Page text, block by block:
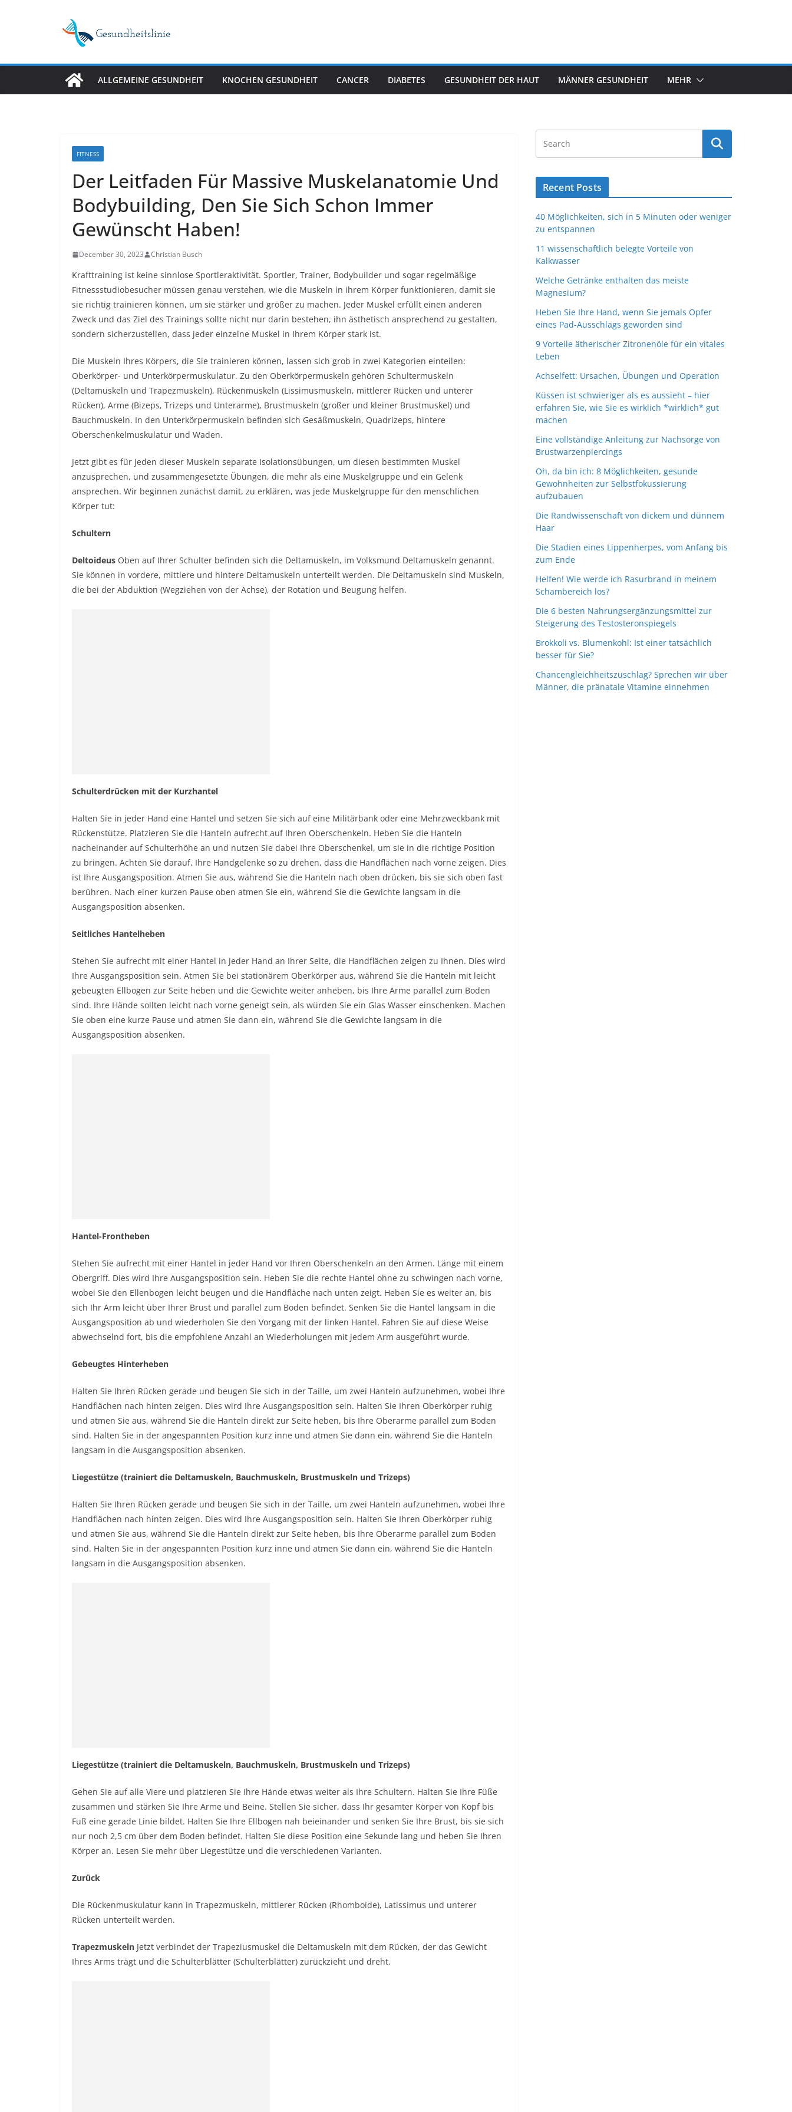
ALLGEMEINE GESUNDHEIT KNOCHEN GESUNDHEIT CANCER DIABETES GESUNDHEIT DER HAUT MÄNNER GESUNDHEIT MEHR
FITNESS
Der Leitfaden Für Massive Muskelanatomie Und
Bodybuilding, Den Sie Sich Schon Immer
Gewünscht Haben!
December 30, 2023 Christian Busch
Krafttraining ist keine sinnlose Sportleraktivität. Sportler, Trainer, Bodybuilder und sogar regelmäßige
Fitnessstudiobesucher müssen genau verstehen, wie die Muskeln in ihrem Körper funktionieren, damit sie
sie richtig trainieren können, um sie stärker und größer zu machen. Jeder Muskel erfüllt einen anderen
Zweck und das Ziel des Trainings sollte nicht nur darin bestehen, ihn ästhetisch ansprechend zu gestalten,
sondern sicherzustellen, dass jeder einzelne Muskel in Ihrem Körper stark ist.
Die Muskeln Ihres Körpers, die Sie trainieren können, lassen sich grob in zwei Kategorien einteilen:
Oberkörper- und Unterkörpermuskulatur. Zu den Oberkörpermuskeln gehören Schultermuskeln
(Deltamuskeln und Trapezmuskeln), Rückenmuskeln (Lissimusmuskeln, mittlerer Rücken und unterer
Rücken), Arme (Bizeps, Trizeps und Unterarme), Brustmuskeln (großer und kleiner Brustmuskel) und
Bauchmuskeln. In den Unterkörpermuskeln befinden sich Gesäßmuskeln, Quadrizeps, hintere
Oberschenkelmuskulatur und Waden.
Jetzt gibt es für jeden dieser Muskeln separate Isolationsübungen, um diesen bestimmten Muskel
anzusprechen, und zusammengesetzte Übungen, die mehr als eine Muskelgruppe und ein Gelenk
ansprechen. Wir beginnen zunächst damit, zu erklären, was jede Muskelgruppe für den menschlichen
Körper tut:
Schultern
Deltoideus Oben auf Ihrer Schulter befinden sich die Deltamuskeln, im Volksmund Deltamuskeln genannt.
Sie können in vordere, mittlere und hintere Deltamuskeln unterteilt werden. Die Deltamuskeln sind Muskeln,
die bei der Abduktion (Wegziehen von der Achse), der Rotation und Beugung helfen.
Schulterdrücken mit der Kurzhantel
Halten Sie in jeder Hand eine Hantel und setzen Sie sich auf eine Militärbank oder eine Mehrzweckbank mit
Rückenstütze. Platzieren Sie die Hanteln aufrecht auf Ihren Oberschenkeln. Heben Sie die Hanteln
nacheinander auf Schulterhöhe an und nutzen Sie dabei Ihre Oberschenkel, um sie in die richtige Position
zu bringen. Achten Sie darauf, Ihre Handgelenke so zu drehen, dass die Handflächen nach vorne zeigen. Dies
ist Ihre Ausgangsposition. Atmen Sie aus, während Sie die Hanteln nach oben drücken, bis sie sich oben fast
berühren. Nach einer kurzen Pause oben atmen Sie ein, während Sie die Gewichte langsam in die
Ausgangsposition absenken.
Seitliches Hantelheben
Stehen Sie aufrecht mit einer Hantel in jeder Hand an Ihrer Seite, die Handflächen zeigen zu Ihnen. Dies wird
Ihre Ausgangsposition sein. Atmen Sie bei stationärem Oberkörper aus, während Sie die Hanteln mit leicht
gebeugten Ellbogen zur Seite heben und die Gewichte weiter anheben, bis Ihre Arme parallel zum Boden
sind. Ihre Hände sollten leicht nach vorne geneigt sein, als würden Sie ein Glas Wasser einschenken. Machen
Sie oben eine kurze Pause und atmen Sie dann ein, während Sie die Gewichte langsam in die
Ausgangsposition absenken.
Hantel-Frontheben
Stehen Sie aufrecht mit einer Hantel in jeder Hand vor Ihren Oberschenkeln an den Armen. Länge mit einem
Obergriff. Dies wird Ihre Ausgangsposition sein. Heben Sie die rechte Hantel ohne zu schwingen nach vorne,
wobei Sie den Ellenbogen leicht beugen und die Handfläche nach unten zeigt. Heben Sie es weiter an, bis
sich Ihr Arm leicht über Ihrer Brust und parallel zum Boden befindet. Senken Sie die Hantel langsam in die
Ausgangsposition ab und wiederholen Sie den Vorgang mit der linken Hantel. Fahren Sie auf diese Weise
abwechselnd fort, bis die empfohlene Anzahl an Wiederholungen mit jedem Arm ausgeführt wurde.
Gebeugtes Hinterheben
Halten Sie Ihren Rücken gerade und beugen Sie sich in der Taille, um zwei Hanteln aufzunehmen, wobei Ihre
Handflächen nach hinten zeigen. Dies wird Ihre Ausgangsposition sein. Halten Sie Ihren Oberkörper ruhig
und atmen Sie aus, während Sie die Hanteln direkt zur Seite heben, bis Ihre Oberarme parallel zum Boden
sind. Halten Sie in der angespannten Position kurz inne und atmen Sie dann ein, während Sie die Hanteln
langsam in die Ausgangsposition absenken.
Liegestütze (trainiert die Deltamuskeln, Bauchmuskeln, Brustmuskeln und Trizeps)
Halten Sie Ihren Rücken gerade und beugen Sie sich in der Taille, um zwei Hanteln aufzunehmen, wobei Ihre
Handflächen nach hinten zeigen. Dies wird Ihre Ausgangsposition sein. Halten Sie Ihren Oberkörper ruhig
und atmen Sie aus, während Sie die Hanteln direkt zur Seite heben, bis Ihre Oberarme parallel zum Boden
sind. Halten Sie in der angespannten Position kurz inne und atmen Sie dann ein, während Sie die Hanteln
langsam in die Ausgangsposition absenken.
Liegestütze (trainiert die Deltamuskeln, Bauchmuskeln, Brustmuskeln und Trizeps)
Gehen Sie auf alle Viere und platzieren Sie Ihre Hände etwas weiter als Ihre Schultern. Halten Sie Ihre Füße
zusammen und stärken Sie Ihre Arme und Beine. Stellen Sie sicher, dass Ihr gesamter Körper von Kopf bis
Fuß eine gerade Linie bildet. Halten Sie Ihre Ellbogen nah beieinander und senken Sie Ihre Brust, bis sie sich
nur noch 2,5 cm über dem Boden befindet. Halten Sie diese Position eine Sekunde lang und heben Sie Ihren
Körper an. Lesen Sie mehr über Liegestütze und die verschiedenen Varianten.
Zurück
Die Rückenmuskulatur kann in Trapezmuskeln, mittlerer Rücken (Rhomboide), Latissimus und unterer
Rücken unterteilt werden.
Trapezmuskeln Jetzt verbindet der Trapeziusmuskel die Deltamuskeln mit dem Rücken, der das Gewicht
Ihres Arms trägt und die Schulterblätter (Schulterblätter) zurückzieht und dreht.
Recent Posts
40 Möglichkeiten, sich in 5 Minuten oder weniger
zu entspannen
11 wissenschaftlich belegte Vorteile von
Kalkwasser
Welche Getränke enthalten das meiste
Magnesium?
Heben Sie Ihre Hand, wenn Sie jemals Opfer
eines Pad-Ausschlags geworden sind
9 Vorteile ätherischer Zitronenöle für ein vitales
Leben
Achselfett: Ursachen, Übungen und Operation
Küssen ist schwieriger als es aussieht – hier
erfahren Sie, wie Sie es wirklich *wirklich* gut
machen
Eine vollständige Anleitung zur Nachsorge von
Brustwarzenpiercings
Oh, da bin ich: 8 Möglichkeiten, gesunde
Gewohnheiten zur Selbstfokussierung
aufzubauen
Die Randwissenschaft von dickem und dünnem
Haar
Die Stadien eines Lippenherpes, vom Anfang bis
zum Ende
Helfen! Wie werde ich Rasurbrand in meinem
Schambereich los?
Die 6 besten Nahrungsergänzungsmittel zur
Steigerung des Testosteronspiegels
Brokkoli vs. Blumenkohl: Ist einer tatsächlich
besser für Sie?
Chancengleichheitszuschlag? Sprechen wir über
Männer, die pränatale Vitamine einnehmen